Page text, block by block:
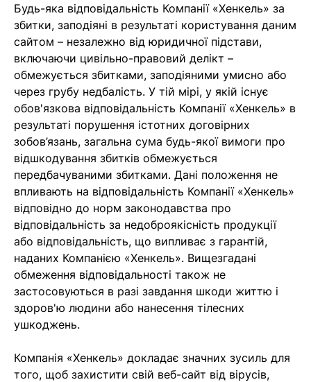
Будь-яка відповідальність Компанії «Хенкель» за
збитки, заподіяні в результаті користування даним
сайтом – незалежно від юридичної підстави,
включаючи цивільно-правовий делікт –
обмежується збитками, заподіяними умисно або
через грубу недбалість. У тій мірі, у якій існує
обов'язкова відповідальність Компанії «Хенкель» в
результаті порушення істотних договірних
зобов’язань, загальна сума будь-якої вимоги про
відшкодування збитків обмежується
передбачуваними збитками. Дані положення не
впливають на відповідальність Компанії «Хенкель»
відповідно до норм законодавства про
відповідальність за недоброякісність продукції
або відповідальність, що випливає з гарантій,
наданих Компанією «Хенкель». Вищезгадані
обмеження відповідальності також не
застосовуються в разі завдання шкоди життю і
здоров'ю людини або нанесення тілесних
ушкоджень.
Компанія «Хенкель» докладає значних зусиль для
того, щоб захистити свій веб-сайт від вірусів,